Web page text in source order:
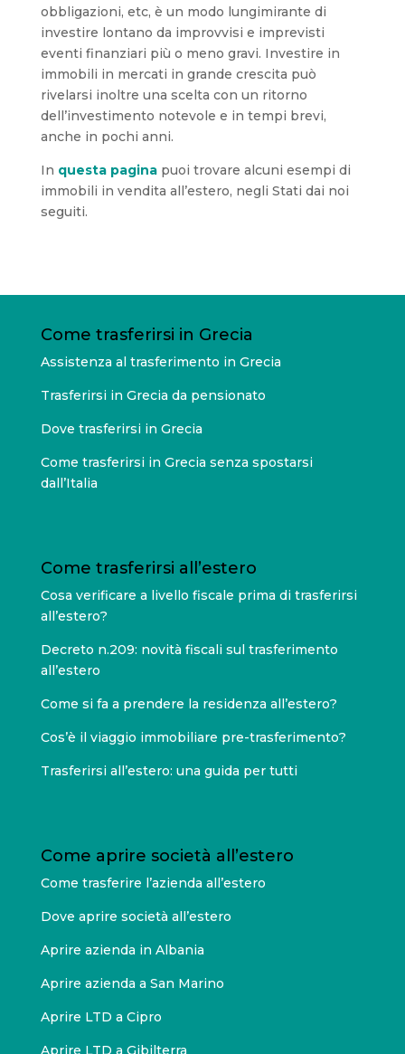
obbligazioni, etc, è un modo lungimirante di
investire lontano da improvvisi e imprevisti
eventi finanziari più o meno gravi. Investire in
immobili in mercati in grande crescita può
rivelarsi inoltre una scelta con un ritorno
dell’investimento notevole e in tempi brevi,
anche in pochi anni.
In questa paginapuoi trovare alcuni esempi di
immobili in vendita all’estero, negli Stati dai noi
seguiti.
Come trasferirsi in Grecia
Assistenza al trasferimento in Grecia
Trasferirsi in Grecia da pensionato
Dove trasferirsi in Grecia
Come trasferirsi in Grecia senza spostarsi
dall’Italia
Come trasferirsi all’estero
Cosa verificare a livello fiscale prima di trasferirsi
all’estero?
Decreto n.209: novità fiscali sul trasferimento
all’estero
Come si fa a prendere la residenza all’estero?
Cos’è il viaggio immobiliare pre-trasferimento?
Trasferirsi all’estero: una guida per tutti
Come aprire società all’estero
Come trasferire l’azienda all’estero
Dove aprire società all’estero
Aprire azienda in Albania
Aprire azienda a San Marino
Aprire LTD a Cipro
Aprire LTD a Gibilterra